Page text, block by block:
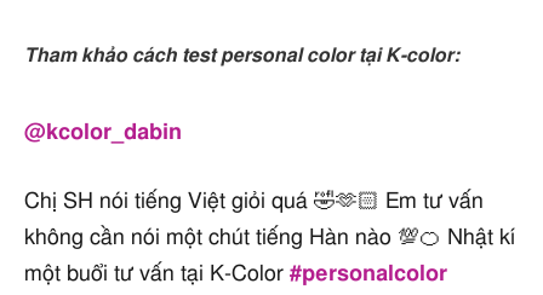
Tham khảo cách test personal color tại K-color:
@kcolor_dabin
Chị SH nói tiếng Việt giỏi quá 🤣🫶🏻 Em tư vấn
không cần nói một chút tiếng Hàn nào 💯🍊 Nhật kí
một buổi tư vấn tại K-Color #personalcolor